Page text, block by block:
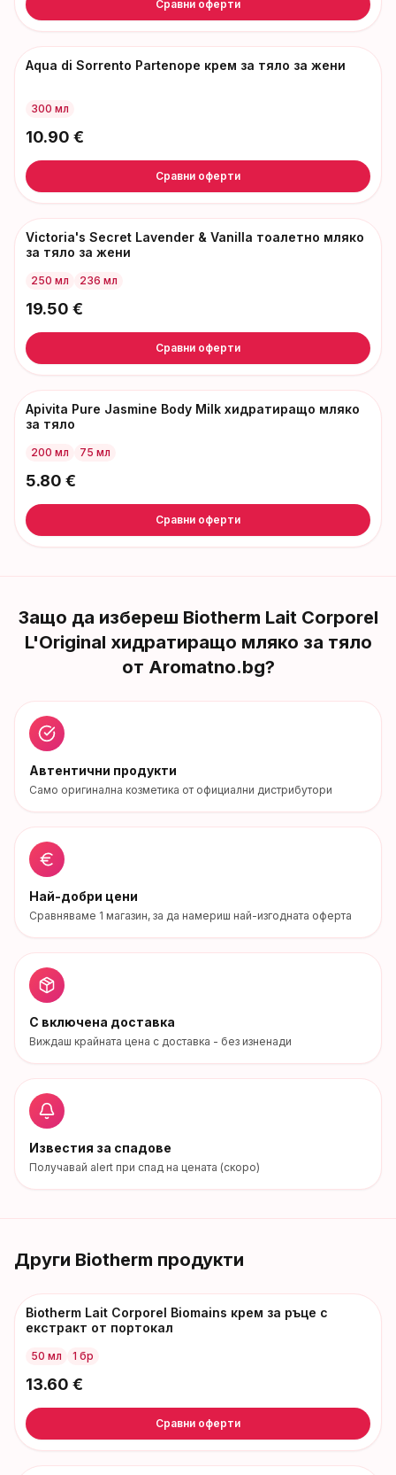
Сравни оферти
Aqua di Sorrento Partenope крем за тяло за жени
300 мл
10.90 €
Сравни оферти
Victoria's Secret Lavender & Vanilla тоалетно мляко
за тяло за жени
250 мл 236 мл
19.50 €
Сравни оферти
Apivita Pure Jasmine Body Milk хидратиращо мляко
за тяло
200 мл 75 мл
5.80 €
Сравни оферти
Защо да избереш Biotherm Lait Corporel
L'Original хидратиращо мляко за тяло
от Aromatno.bg?
Автентични продукти
Само оригинална козметика от официални дистрибутори
Най-добри цени
Сравняваме 1 магазин, за да намериш най-изгодната оферта
С включена доставка
Виждаш крайната цена с доставка - без изненади
Известия за спадове
Получавай alert при спад на цената (скоро)
Други Biotherm продукти
Biotherm Lait Corporel Biomains крем за ръце с
екстракт от портокал
50 мл 1 бр
13.60 €
Сравни оферти